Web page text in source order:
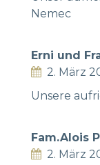
Nemec
Erni und
2. März
Unsere
Fam.Alois
2. März